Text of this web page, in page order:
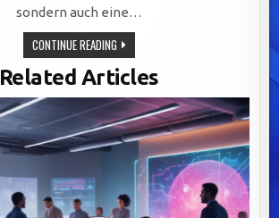
sondern auch eine…
CONTINUE READINGTRANSPARENTE
ABLÄUFE
IM
BANKING:
DIGITALISIERUNG,
VISUALISIERUNG
UND
SCHULUNG
ALS
SCHLÜSSEL
ZUM
Related Articles